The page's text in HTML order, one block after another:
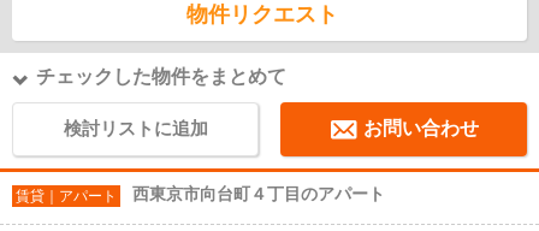
物件リクエスト
チェックした物件をまとめて
検討リストに追加 お問い合わせ
賃貸｜アパート 西東京市向台町４丁目のアパート